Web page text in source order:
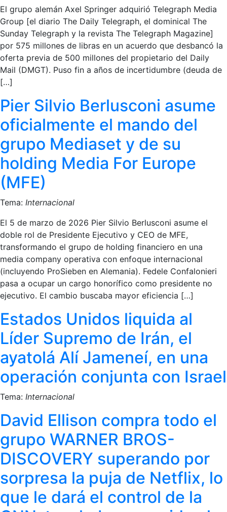
El grupo alemán Axel Springer adquirió Telegraph Media
Group [el diario The Daily Telegraph, el dominical The
Sunday Telegraph y la revista The Telegraph Magazine]
por 575 millones de libras en un acuerdo que desbancó la
oferta previa de 500 millones del propietario del Daily
Mail (DMGT). Puso fin a años de incertidumbre (deuda de
[…]
Pier Silvio Berlusconi asume
oficialmente el mando del
grupo Mediaset y de su
holding Media For Europe
(MFE)
Tema: Internacional
El 5 de marzo de 2026 Pier Silvio Berlusconi asume el
doble rol de Presidente Ejecutivo y CEO de MFE,
transformando el grupo de holding financiero en una
media company operativa con enfoque internacional
(incluyendo ProSieben en Alemania). Fedele Confalonieri
pasa a ocupar un cargo honorífico como presidente no
ejecutivo. El cambio buscaba mayor eficiencia […]
Estados Unidos liquida al
Líder Supremo de Irán, el
ayatolá Alí Jameneí, en una
operación conjunta con Israel
Tema: Internacional
David Ellison compra todo el
grupo WARNER BROS-
DISCOVERY superando por
sorpresa la puja de Netflix, lo
que le dará el control de la